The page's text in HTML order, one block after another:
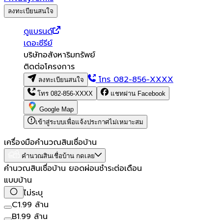
ลงทะเบียนสนใจ
ดูแบรนด์
เดอะซีรีย์
บริษัทอสังหาริมทรัพย์
ติดต่อโครงการ
ลงทะเบียนสนใจ โทร082-856-XXXX
โทร 082-856-XXXX แชทผ่าน Facebook
Google Map
เข้าสู่ระบบเพื่อแจ้งประกาศไม่เหมาะสม
เครื่องมือคำนวณสินเชื่อบ้าน
คำนวณสินเชื่อบ้าน กดเลย
คำนวณสินเชื่อบ้าน ยอดผ่อนชำระต่อเดือน
แบบบ้าน
ไม่ระบุ
C1.99 ล้าน
B1.99 ล้าน